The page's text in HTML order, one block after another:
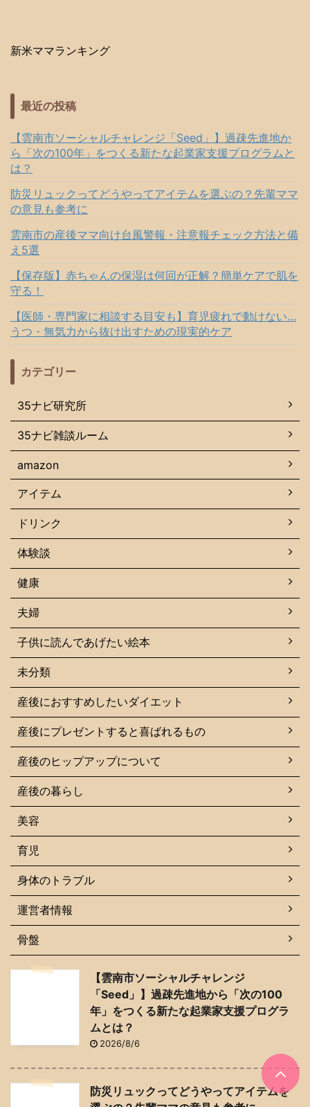
新米ママランキング
最近の投稿
【雲南市ソーシャルチャレンジ「Seed」】過疎先進地か
ら「次の100年」をつくる新たな起業家支援プログラムと
は？
防災リュックってどうやってアイテムを選ぶの？先輩ママ
の意見も参考に
雲南市の産後ママ向け台風警報・注意報チェック方法と備
え5選
【保存版】赤ちゃんの保湿は何回が正解？簡単ケアで肌を
守る！
【医師・専門家に相談する目安も】育児疲れで動けない…
うつ・無気力から抜け出すための現実的ケア
カテゴリー
35ナビ研究所
35ナビ雑談ルーム
amazon
アイテム
ドリンク
体験談
健康
夫婦
子供に読んであげたい絵本
未分類
産後におすすめしたいダイエット
産後にプレゼントすると喜ばれるもの
産後のヒップアップについて
産後の暮らし
美容
育児
身体のトラブル
運営者情報
骨盤
【雲南市ソーシャルチャレンジ
「Seed」】過疎先進地から「次の100
年」をつくる新たな起業家支援プログラ
ムとは？
2026/8/6
防災リュックってどうやってアイテムを